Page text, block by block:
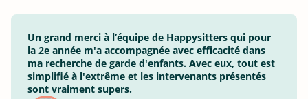
Un grand merci à l’équipe de Happysitters qui pour
la 2e année m'a accompagnée avec efficacité dans
ma recherche de garde d'enfants. Avec eux, tout est
simplifié à l'extrême et les intervenants présentés
sont vraiment supers.